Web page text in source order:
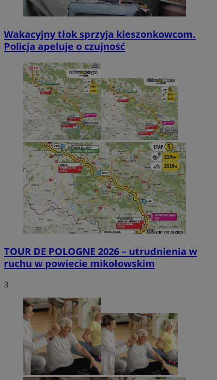
Wakacyjny tłok sprzyja kieszonkowcom.
Policja apeluje o czujność
TOUR DE POLOGNE 2026 – utrudnienia w
ruchu w powiecie mikołowskim
3